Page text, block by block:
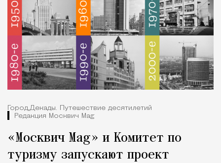
Город,Декады. Путешествие десятилетий
Редакция Москвич Mag
«Москвич Mag» и Комитет по
туризму запускают проект